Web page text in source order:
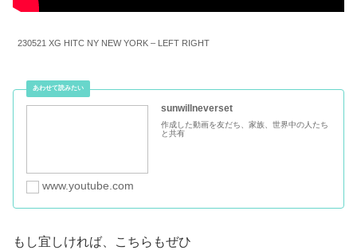
230521 XG HITC NY NEW YORK – LEFT RIGHT
sunwillneverset
作成した動画を友だち、家族、世界中の人たち
と共有
www.youtube.com
もし宜しければ、こちらもぜひ